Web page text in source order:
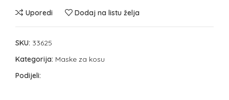
Uporedi
Dodaj na listu želja
SKU: 33625
Kategorija: Maske za kosu
Podijeli: